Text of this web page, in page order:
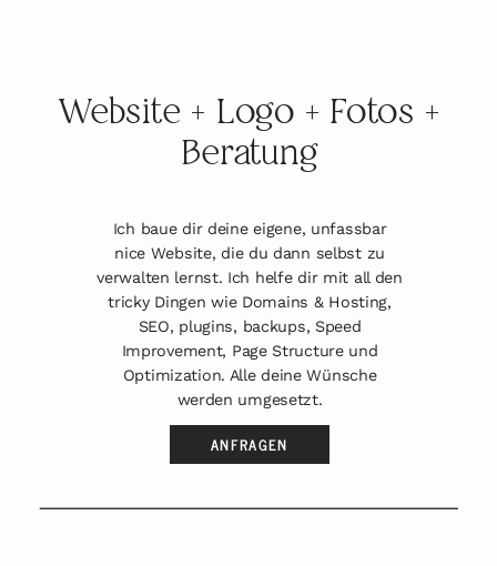
Website + Logo + Fotos +
Beratung
Ich baue dir deine eigene, unfassbar
nice Website, die du dann selbst zu
verwalten lernst. Ich helfe dir mit all den
tricky Dingen wie Domains & Hosting,
SEO, plugins, backups, Speed
Improvement, Page Structure und
Optimization. Alle deine Wünsche
werden umgesetzt.
ANFRAGEN